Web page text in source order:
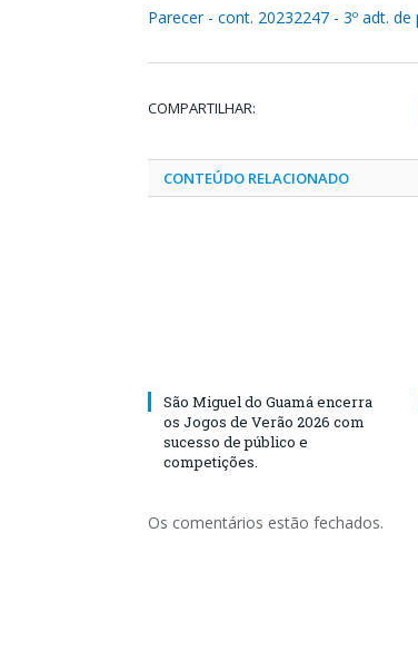
Parecer - cont. 20232247 - 3º adt.
COMPARTILHAR:
CONTEÚDO RELACIONADO
São Miguel do Guamá encerra
os Jogos de Verão 2026 com
sucesso de público e
competições.
Os comentários estão fechados.